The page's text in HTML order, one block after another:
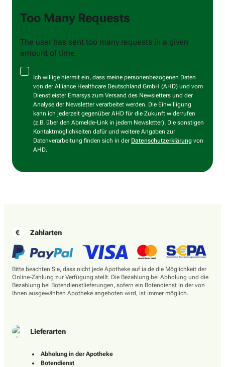
Too Many Requests
The user has sent too many requests in a given
amount of time.
Ich willige hiermit ein, dass meine personenbezogenen Daten
von der Alliance Healthcare Deutschland GmbH (AHD) und vom
Dienstleister Emarsys zum Versand des Newsletters und der
Analyse der Newsletter verarbeitet werden. Die Einwilligung
kann ich jederzeit gegenüber AHD für die Zukunft widerrufen
(z.B. über den Abmelde-Link in jedem Newsletter). Die sonstigen
Kontaktmöglichkeiten dafür und weitere Angaben zur
Datenverarbeitung finden sich in der Datenschutzerklärung von
AHD.
Zahlarten
Bitte beachten Sie, dass nicht jede Apotheke auf ia.de die Möglichkeit der
Online-Zahlung zur Verfügung stellt. Die Bezahlung bei Abholung und die
Bezahlung bei Botendienstlieferungen, sofern ein Botendienst in der von
Ihnen ausgewählten Apotheke angeboten wird, ist immer möglich.
Lieferarten
Abholung in der Apotheke
Botendienst